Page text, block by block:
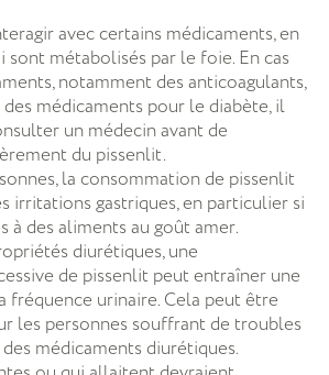
avec certains médicaments, en
sont métabolisés par le foie. En cas
notamment des anticoagulants,
médicaments pour le diabète, il
un médecin avant de
du pissenlit.
la consommation de pissenlit
irritations gastriques, en particulier si
à des aliments au goût amer.
diurétiques, une
de pissenlit peut entraîner une
fréquence urinaire. Cela peut être
les personnes souffrant de troubles
médicaments diurétiques.